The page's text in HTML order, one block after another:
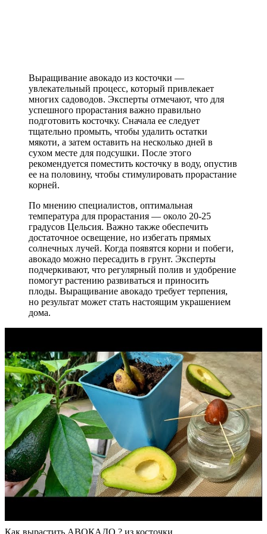
Выращивание авокадо из косточки —
увлекательный процесс, который привлекает
многих садоводов. Эксперты отмечают, что для
успешного прорастания важно правильно
подготовить косточку. Сначала ее следует
тщательно промыть, чтобы удалить остатки
мякоти, а затем оставить на несколько дней в
сухом месте для подсушки. После этого
рекомендуется поместить косточку в воду, опустив
ее на половину, чтобы стимулировать прорастание
корней.
По мнению специалистов, оптимальная
температура для прорастания — около 20-25
градусов Цельсия. Важно также обеспечить
достаточное освещение, но избегать прямых
солнечных лучей. Когда появятся корни и побеги,
авокадо можно пересадить в грунт. Эксперты
подчеркивают, что регулярный полив и удобрение
помогут растению развиваться и приносить
плоды. Выращивание авокадо требует терпения,
но результат может стать настоящим украшением
дома.
Как вырастить АВОКАДО ? из косточки